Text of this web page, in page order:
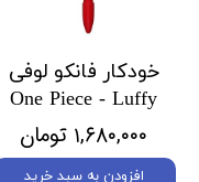
خودکار فانکو لوفی
One Piece - Luffy
۱,۶۸۰,۰۰۰ تومان
افزودن به سبد خرید